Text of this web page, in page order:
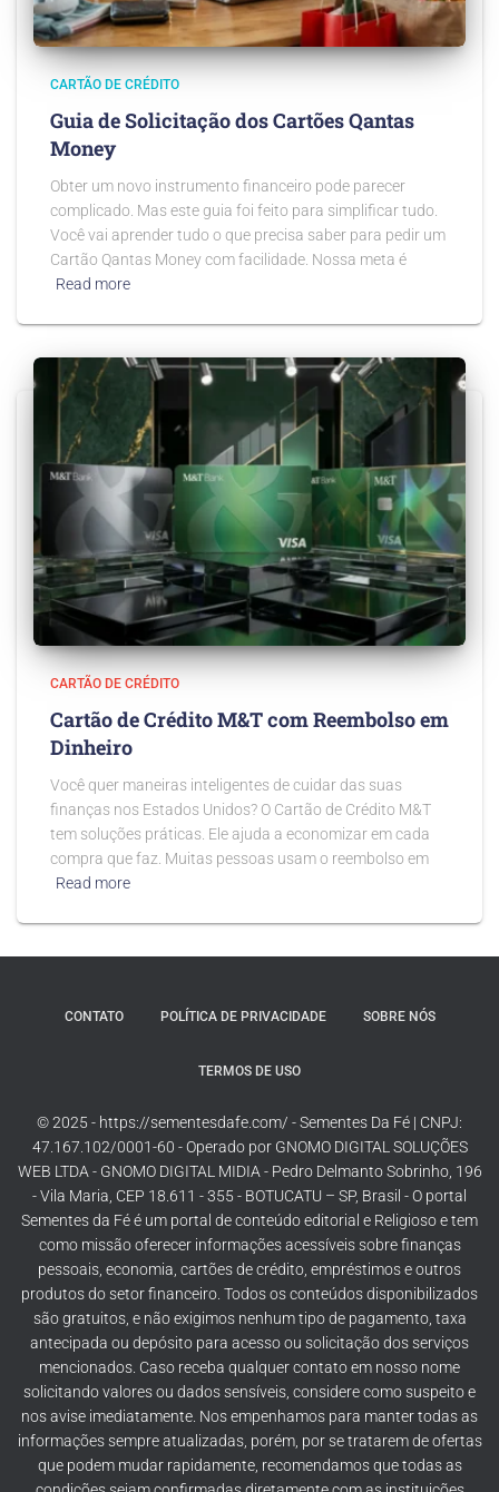
CARTÃO DE CRÉDITO
Guia de Solicitação dos Cartões Qantas
Money
Obter um novo instrumento financeiro pode parecer
complicado. Mas este guia foi feito para simplificar tudo.
Você vai aprender tudo o que precisa saber para pedir um
Cartão Qantas Money com facilidade. Nossa meta é
Read more
CARTÃO DE CRÉDITO
Cartão de Crédito M&T com Reembolso em
Dinheiro
Você quer maneiras inteligentes de cuidar das suas
finanças nos Estados Unidos? O Cartão de Crédito M&T
tem soluções práticas. Ele ajuda a economizar em cada
compra que faz. Muitas pessoas usam o reembolso em
Read more
CONTATO POLÍTICA DE PRIVACIDADE SOBRE NÓS
TERMOS DE USO
© 2025 - https://sementesdafe.com/ - Sementes Da Fé | CNPJ:
47.167.102/0001-60 - Operado por GNOMO DIGITAL SOLUÇÕES
WEB LTDA - GNOMO DIGITAL MIDIA - Pedro Delmanto Sobrinho, 196
- Vila Maria, CEP 18.611 - 355 - BOTUCATU – SP, Brasil - O portal
Sementes da Fé é um portal de conteúdo editorial e Religioso e tem
como missão oferecer informações acessíveis sobre finanças
pessoais, economia, cartões de crédito, empréstimos e outros
produtos do setor financeiro. Todos os conteúdos disponibilizados
são gratuitos, e não exigimos nenhum tipo de pagamento, taxa
antecipada ou depósito para acesso ou solicitação dos serviços
mencionados. Caso receba qualquer contato em nosso nome
solicitando valores ou dados sensíveis, considere como suspeito e
nos avise imediatamente. Nos empenhamos para manter todas as
informações sempre atualizadas, porém, por se tratarem de ofertas
que podem mudar rapidamente, recomendamos que todas as